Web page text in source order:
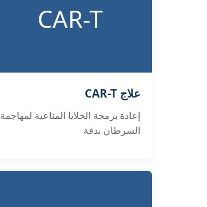
CAR-T
علاج CAR-T
إعادة برمجة الخلايا المناعية لمهاجمة
السرطان بدقة